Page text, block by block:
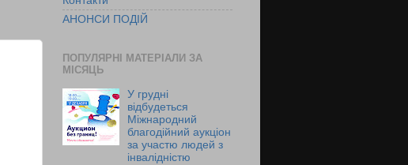
АНОНСИ ПОДІЙ
ПОПУЛЯРНІ МАТЕРІАЛИ ЗА
МІСЯЦЬ
У грудні
відбудеться
Міжнародний
благодійний аукціон
за участю людей з
інвалідністю